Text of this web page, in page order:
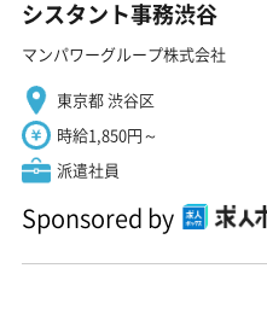
シスタント事務渋谷
マンパワーグループ株式会社
東京都 渋谷区
時給1,850円～
派遣社員
Sponsored by